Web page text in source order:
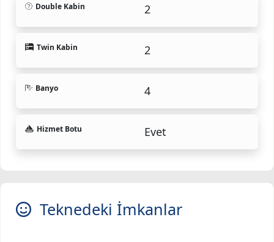
Double Kabin 2
Twin Kabin 2
Banyo 4
Hizmet Botu Evet
Teknedeki İmkanlar